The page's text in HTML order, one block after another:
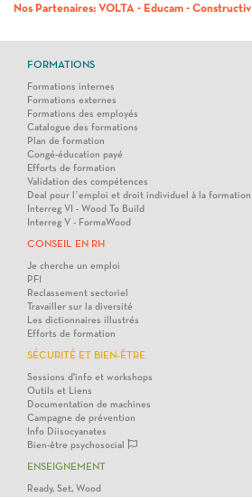
Nos Partenaires: VOLTA - Educam - Constructiv
FORMATIONS
Formations internes
Formations externes
Formations des employés
Catalogue des formations
Plan de formation
Congé-éducation payé
Efforts de formation
Validation des compétences
Deal pour l’emploi et droit individuel à la formation
Interreg VI - Wood To Build
Interreg V - FormaWood
CONSEIL EN RH
Je cherche un emploi
PFI
Reclassement sectoriel
Travailler sur la diversité
Les dictionnaires illustrés
Efforts de formation
SÉCURITÉ ET BIEN-ÊTRE
Sessions d'info et workshops
Outils et Liens
Documentation de machines
Campagne de prévention
Info Diisocyanates
Bien-être psychosocial
ENSEIGNEMENT
Ready, Set, Wood